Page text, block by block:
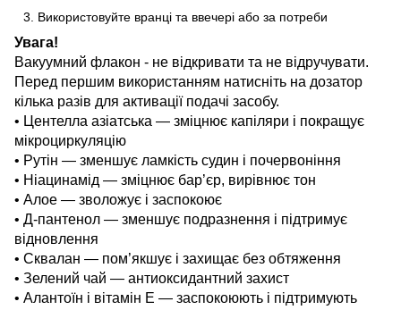
Використовуйте вранці та ввечері або за потреби
Увага!
Вакуумний флакон - не відкривати та не відручувати.
Перед першим використанням натисніть на дозатор
кілька разів для активації подачі засобу.
• Центелла азіатська — зміцнює капіляри і покращує
мікроциркуляцію
• Рутін — зменшує ламкість судин і почервоніння
• Ніацинамід — зміцнює бар’єр, вирівнює тон
• Алое — зволожує і заспокоює
• Д-пантенол — зменшує подразнення і підтримує
відновлення
• Сквалан — пом’якшує і захищає без обтяження
• Зелений чай — антиоксидантний захист
• Алантоїн і вітамін Е — заспокоюють і підтримують